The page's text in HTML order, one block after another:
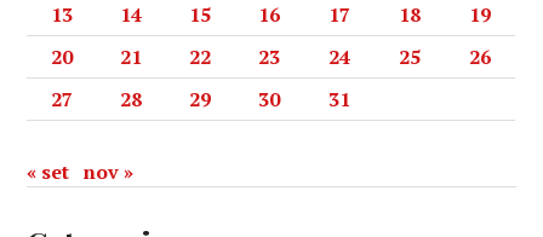
13
14 15 16 17 18
19
20
21 22 23 24 25
26
27
28 29 30 31
« set nov »